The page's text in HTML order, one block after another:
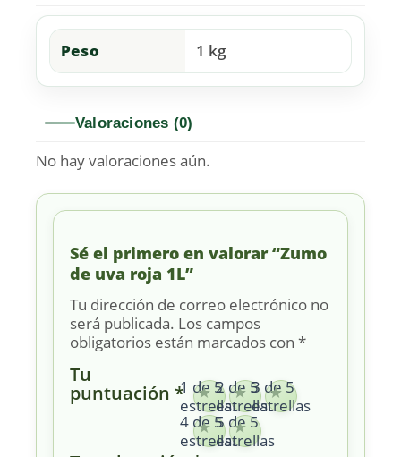
Peso 1 kg
Valoraciones (0)
No hay valoraciones aún.
Sé el primero en valorar “Zumo
de uva roja 1L”
Tu dirección de correo electrónico no
será publicada. Los campos
obligatorios están marcados con *
Tu
puntuación *1 de 5
estrellas
2 de 5
estrellas
3 de 5
estrellas
4 de 5
estrellas
5 de 5
estrellas